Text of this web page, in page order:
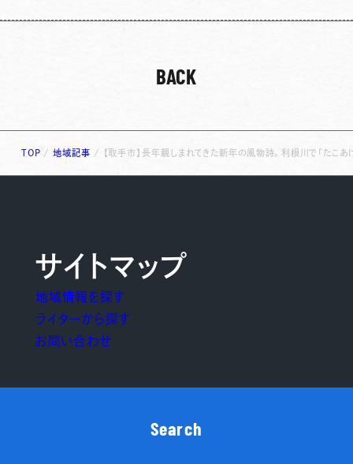
BACK
TOP /地域記事 / 【取手市】長年親しまれてきた新年の風物詩。利根川で「たこあ
サイトマップ
地域情報を探す
ライターから探す
お問い合わせ
Search